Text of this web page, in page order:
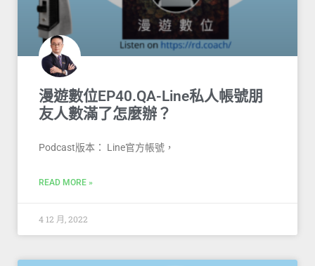
漫遊數位EP40.QA-Line私人帳號朋
友人數滿了怎麼辦？
Podcast版本： Line官方帳號，
READ MORE »
4 12 月, 2022